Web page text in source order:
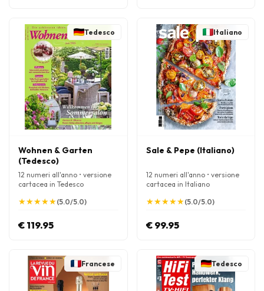
Tedesco
Wohnen & Garten
(Tedesco)
12 numeri all'anno • versione
cartacea in Tedesco
★
★★
★★
★★
★★
★(5.0/5.0)
€ 119.95
Italiano
Sale & Pepe (Italiano)
12 numeri all'anno • versione
cartacea in Italiano
★
★★
★★
★★
★★
★(5.0/5.0)
€ 99.95
Francese Tedesco